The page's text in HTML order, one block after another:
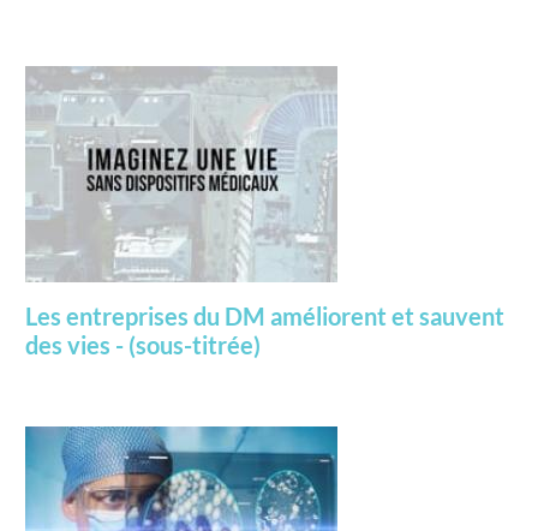
Les entreprises du DM améliorent et sauvent
des vies - (sous-titrée)